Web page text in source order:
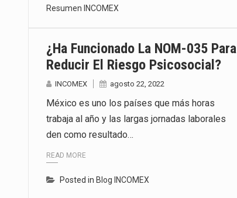
Resumen INCOMEX
¿Ha Funcionado La NOM-035 Para
Reducir El Riesgo Psicosocial?
INCOMEX agosto 22, 2022
México es uno los países que más horas
trabaja al año y las largas jornadas laborales
den como resultado…
READ MORE
Posted in Blog INCOMEX